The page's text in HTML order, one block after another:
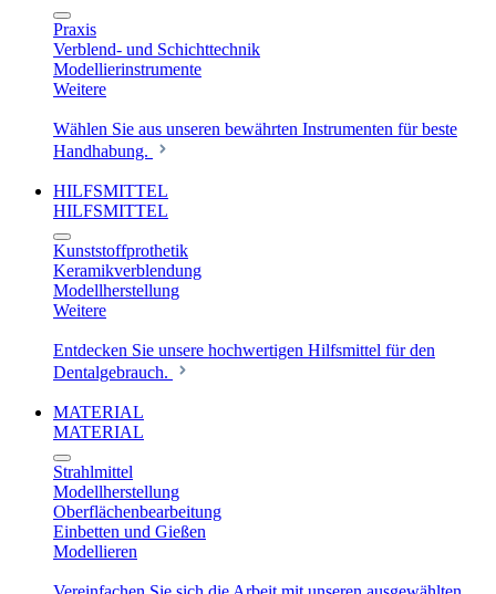
Praxis
Verblend- und Schichttechnik
Modellierinstrumente
Weitere
Wählen Sie aus unseren bewährten Instrumenten für beste
Handhabung.
HILFSMITTEL
HILFSMITTEL
Kunststoffprothetik
Keramikverblendung
Modellherstellung
Weitere
Entdecken Sie unsere hochwertigen Hilfsmittel für den
Dentalgebrauch.
MATERIAL
MATERIAL
Strahlmittel
Modellherstellung
Oberflächenbearbeitung
Einbetten und Gießen
Modellieren